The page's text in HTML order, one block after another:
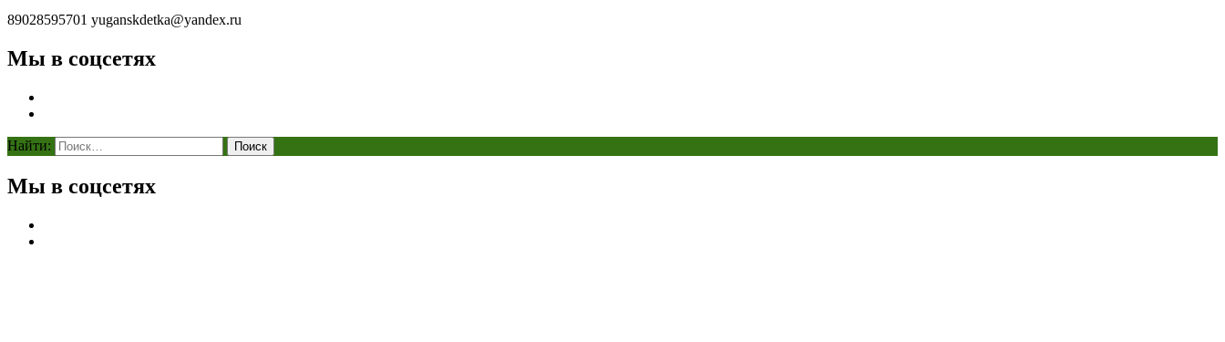
89028595701 yuganskdetka@yandex.ru
Мы в соцсетях
Найти:
Мы в соцсетях